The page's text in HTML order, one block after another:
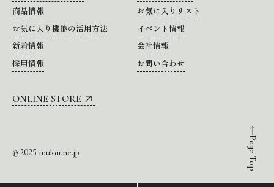
Page Top
商品情報
お気に入りリスト
お気に入り機能の活用方法
イベント情報
新着情報
会社情報
採用情報
お問い合わせ
ONLINE STORE
© 2025 mukai.ne.jp